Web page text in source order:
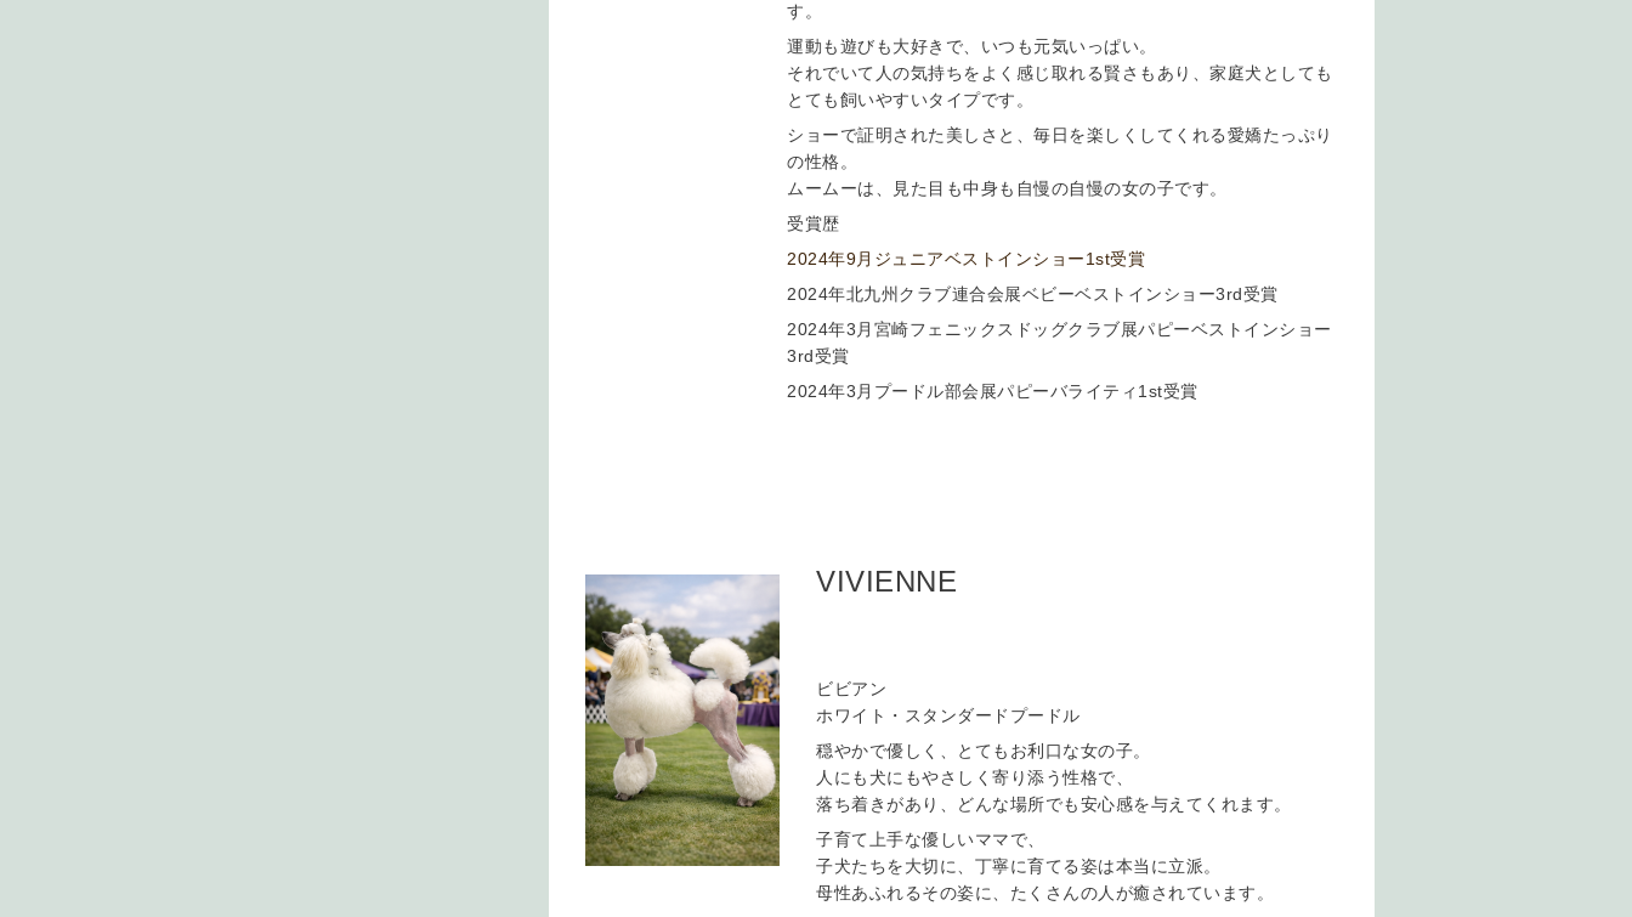
す。
運動も遊びも大好きで、いつも元気いっぱい。
それでいて人の気持ちをよく感じ取れる賢さもあり、家庭犬としても
とても飼いやすいタイプです。
ショーで証明された美しさと、毎日を楽しくしてくれる愛嬌たっぷり
の性格。
ムームーは、見た目も中身も自慢の自慢の女の子です。
受賞歴
2024年9月ジュニアベストインショー1st受賞
2024年北九州クラブ連合会展ベビーベストインショー3rd受賞
2024年3月宮崎フェニックスドッグクラブ展パピーベストインショー
3rd受賞
2024年3月プードル部会展パピーバライティ1st受賞
VIVIENNE
ビビアン
ホワイト・スタンダードプードル
穏やかで優しく、とてもお利口な女の子。
人にも犬にもやさしく寄り添う性格で、
落ち着きがあり、どんな場所でも安心感を与えてくれます。
子育て上手な優しいママで、
子犬たちを大切に、丁寧に育てる姿は本当に立派。
母性あふれるその姿に、たくさんの人が癒されています。